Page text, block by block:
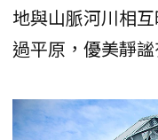
地與山脈河川相
過平原，優美靜謐